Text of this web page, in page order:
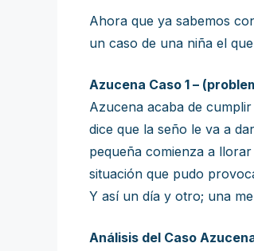
Ahora que ya sabemos
un caso de una niña el
Azucena Caso 1 –
Azucena acaba de
dice que la seño le va a
pequeña comienza a
situación que pudo
Y así un día y otro; una
Análisis del Caso